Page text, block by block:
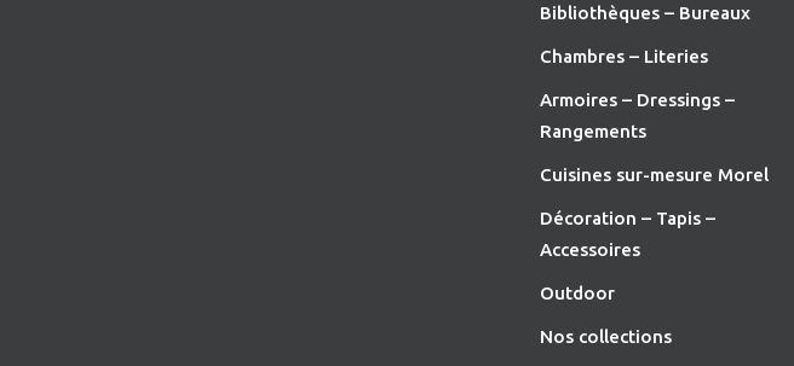
Bibliothèques – Bureaux
Chambres – Literies
Armoires – Dressings –
Rangements
Cuisines sur-mesure Morel
Décoration – Tapis –
Accessoires
Outdoor
Nos collections